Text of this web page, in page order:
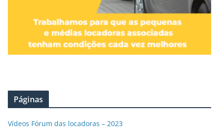
Páginas
Vídeos Fórum das locadoras – 2023